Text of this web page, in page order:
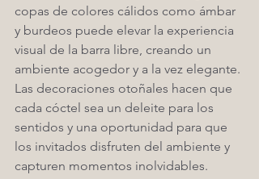
copas de colores cálidos como ámbar
y burdeos puede elevar la experiencia
visual de la barra libre, creando un
ambiente acogedor y a la vez elegante.
Las decoraciones otoñales hacen que
cada cóctel sea un deleite para los
sentidos y una oportunidad para que
los invitados disfruten del ambiente y
capturen momentos inolvidables.